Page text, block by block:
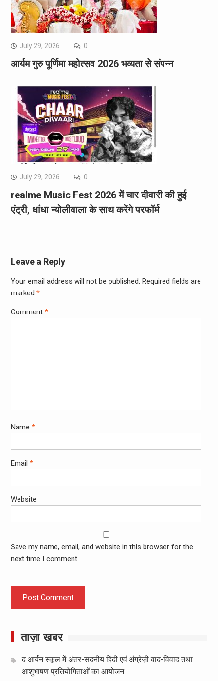
July 29, 2026 0
आर्यम गुरु पूर्णिमा महोत्सव 2026 भव्यता से संपन्न
July 29, 2026 0
realme Music Fest 2026 में चार दीवारी की हुई
एंट्री, धांधा न्योलीवाला के साथ करेंगे परफॉर्म
Leave a Reply
Your email address will not be published. Required fields are
marked *
Comment *
Name *
Email *
Website
Save my name, email, and website in this browser for the
next time I comment.
ताज़ा खबर
द आर्यन स्कूल में अंतर-सदनीय हिंदी एवं अंग्रेज़ी वाद-विवाद तथा
आशुभाषण प्रतियोगिताओं का आयोजन